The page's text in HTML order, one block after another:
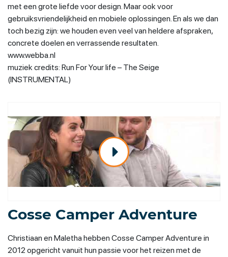
met een grote liefde voor design. Maar ook voor
gebruiksvriendelijkheid en mobiele oplossingen. En als we dan
toch bezig zijn: we houden even veel van heldere afspraken,
concrete doelen en verrassende resultaten.
www.webba.nl
muziek credits: Run For Your life – The Seige
(INSTRUMENTAL)
Cosse Camper Adventure
Christiaan en Maletha hebben Cosse Camper Adventure in
2012 opgericht vanuit hun passie voor het reizen met de